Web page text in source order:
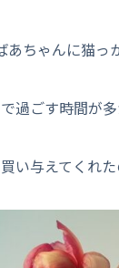
ちゃんに猫っ
過ごす時間が
い与えてくれ